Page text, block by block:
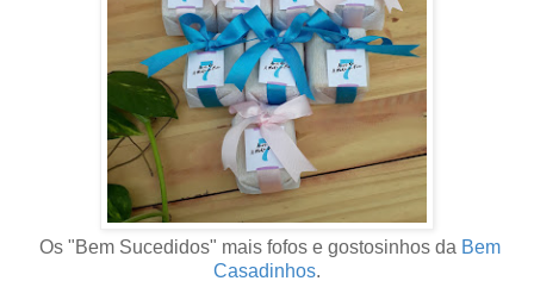
Os "Bem Sucedidos" mais fofos e gostosinhos da Bem
Casadinhos.